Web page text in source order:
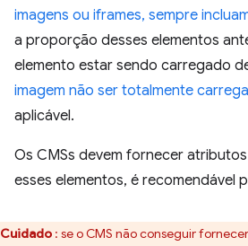
imagens ou iframes, sempre
a proporção desses elementos
elemento estar sendo carregado
imagem não ser totalmente
aplicável.
Os CMSs devem fornecer
esses elementos, é recomendável
Cuidado : se o CMS não conseguir